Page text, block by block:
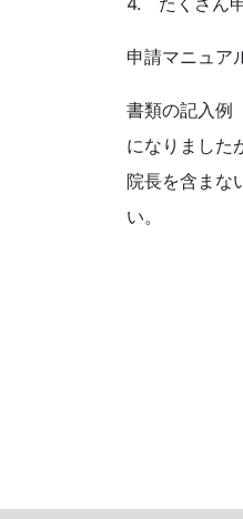
申請マニュア
書類の記入
になりました
院長を含まな
い。